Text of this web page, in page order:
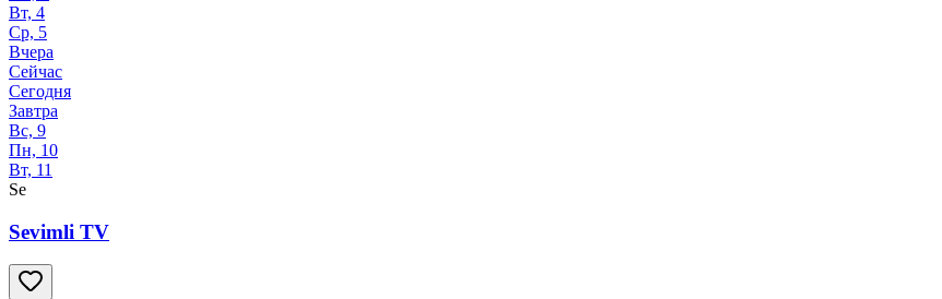
Вт, 4
Ср, 5
Вчера
Сейчас
Сегодня
Завтра
Вс, 9
Пн, 10
Вт, 11
Se
Sevimli TV